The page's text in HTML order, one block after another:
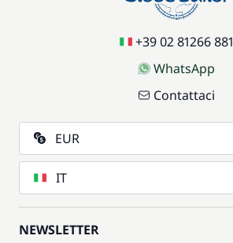
+39 02 81266 881
WhatsApp
Contattaci
EUR
IT
NEWSLETTER